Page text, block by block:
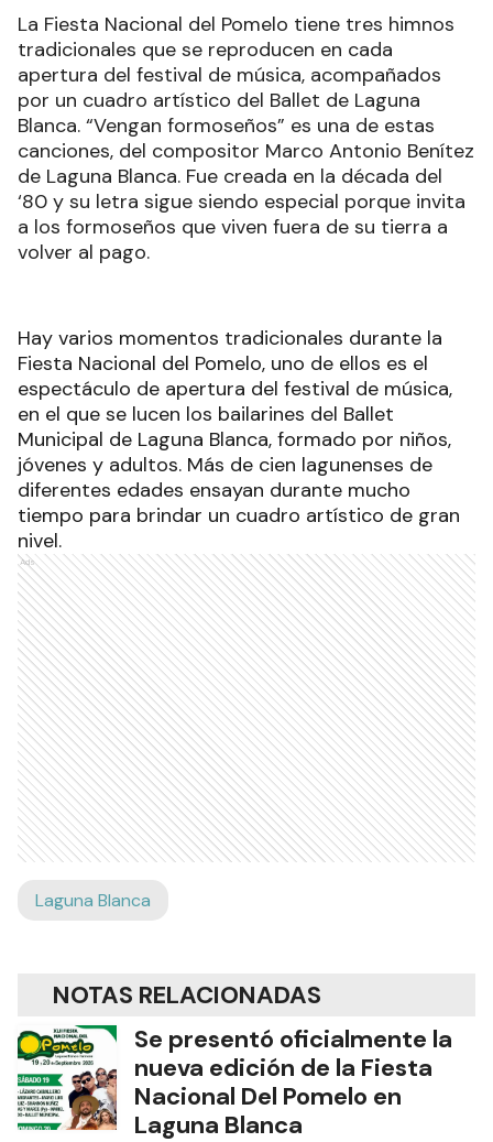
La Fiesta Nacional del Pomelo tiene tres himnos
tradicionales que se reproducen en cada
apertura del festival de música, acompañados
por un cuadro artístico del Ballet de Laguna
Blanca. “Vengan formoseños” es una de estas
canciones, del compositor Marco Antonio Benítez
de Laguna Blanca. Fue creada en la década del
‘80 y su letra sigue siendo especial porque invita
a los formoseños que viven fuera de su tierra a
volver al pago.
Hay varios momentos tradicionales durante la
Fiesta Nacional del Pomelo, uno de ellos es el
espectáculo de apertura del festival de música,
en el que se lucen los bailarines del Ballet
Municipal de Laguna Blanca, formado por niños,
jóvenes y adultos. Más de cien lagunenses de
diferentes edades ensayan durante mucho
tiempo para brindar un cuadro artístico de gran
nivel.
Ads
Laguna Blanca
NOTAS RELACIONADAS
Se presentó oficialmente la
nueva edición de la Fiesta
Nacional Del Pomelo en
Laguna Blanca